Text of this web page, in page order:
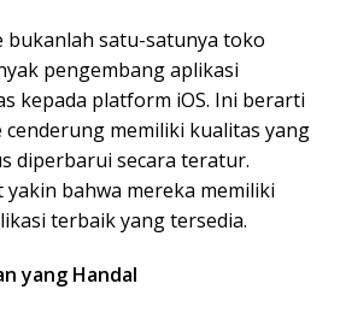
bukanlah satu-satunya toko
pengembang aplikasi
kepada platform iOS. Ini berarti
cenderung memiliki kualitas yang
diperbarui secara teratur.
yakin bahwa mereka memiliki
terbaik yang tersedia.
yang Handal